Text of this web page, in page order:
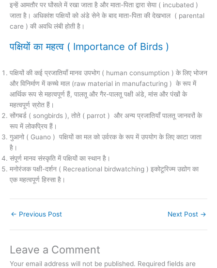
इन्हें आमतौर पर घोंसले में रखा जाता है और माता-पिता द्वारा सेया ( incubated )
जाता है। अधिकांश पक्षियों को अंडे सेने के बाद माता-पिता की देखभाल ( parental
care ) की अवधि लंबी होती है।
पक्षियों का महत्व ( Importance of Birds )
पक्षियों की कई प्रजातियाँ मानव उपभोग ( human consumption ) के लिए भोजन
और विनिर्माण में कच्चे माल (raw material in manufacturing ) के रूप में
आर्थिक रूप से महत्वपूर्ण हैं, पालतू और गैर-पालतू पक्षी अंडे, मांस और पंखों के
महत्वपूर्ण स्रोत हैं।
सोंगबर्ड ( songbirds ), तोते ( parrot ) और अन्य प्रजातियाँ पालतू जानवरों के
रूप में लोकप्रिय हैं।
गुआनो ( Guano ) पक्षियों का मल को उर्वरक के रूप में उपयोग के लिए काटा जाता
है।
संपूर्ण मानव संस्कृति में पक्षियों का स्थान है।
मनोरंजक पक्षी-दर्शन ( Recreational birdwatching ) इकोटूरिज्म उद्योग का
एक महत्वपूर्ण हिस्सा है।
← Previous Post Next Post →
Leave a Comment
Your email address will not be published. Required fields are